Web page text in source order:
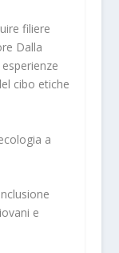
filiere
Dalla
cibo etiche
a
e